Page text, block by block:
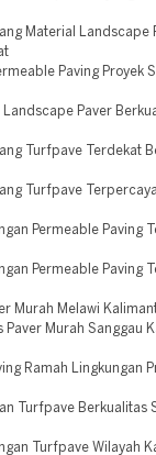
Material Landscape
Paving Proyek
Paver
Turfpave Terdekat
Turfpave
Permeable Paving
Permeable Paving
Murah Melawi
Paver Murah Sanggau
Ramah Lingkungan
Turfpave Berkualitas
Turfpave Wilayah